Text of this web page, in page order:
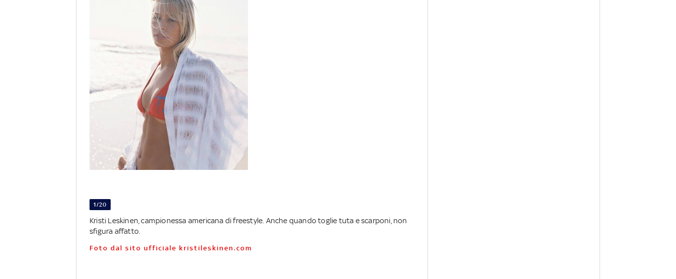
1/20
Kristi Leskinen, campionessa americana di freestyle. Anche quando toglie tuta e scarponi, non
sfigura affatto.
Foto dal sito ufficiale kristileskinen.com